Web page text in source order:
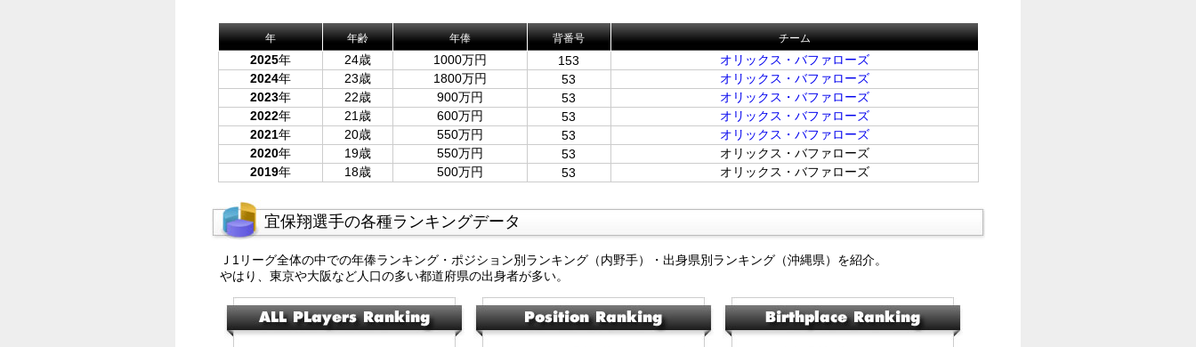
年 年齢 年俸 背番号 チーム
2025年 24歳 1000万円 153
オリックス・バファローズ
2024年 23歳 1800万円 53
オリックス・バファローズ
2023年 22歳 900万円 53
オリックス・バファローズ
2022年 21歳 600万円 53
オリックス・バファローズ
2021年 20歳 550万円 53
オリックス・バファローズ
2020年 19歳 550万円 53
オリックス・バファローズ
2019年 18歳 500万円 53 オリックス・バファローズ
宜保翔選手の各種ランキングデータ
Ｊ1リーグ全体の中での年俸ランキング・ポジション別ランキング（内野手）・出身県別ランキング（沖縄県）を紹介。
やはり、東京や大阪など人口の多い都道府県の出身者が多い。